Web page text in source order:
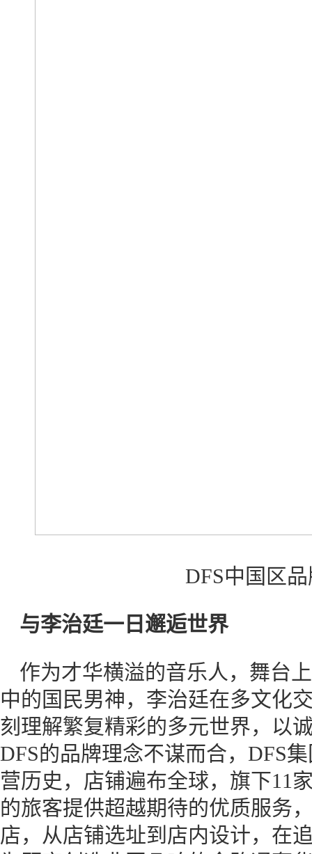
DFS中国区
与李治廷一日邂逅世界
作为才华横溢的音乐人，舞台
中的国民男神，李治廷在多文化
刻理解繁复精彩的多元世界，以
DFS的品牌理念不谋而合，DFS
营历史，店铺遍布全球，旗下11
的旅客提供超越期待的优质服务
店，从店铺选址到店内设计，在